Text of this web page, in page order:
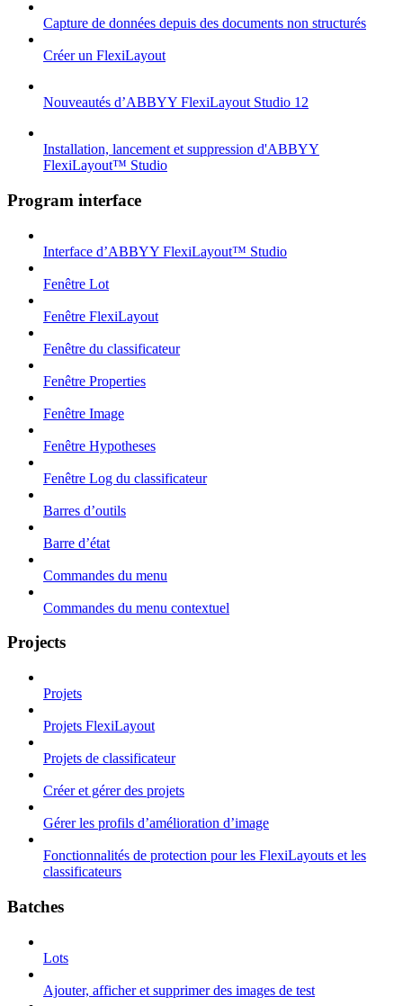
Capture de données depuis des documents non structurés
Créer un FlexiLayout
Nouveautés d’ABBYY FlexiLayout Studio 12
Installation, lancement et suppression d'ABBYY
FlexiLayout™ Studio
Program interface
Interface d’ABBYY FlexiLayout™ Studio
Fenêtre Lot
Fenêtre FlexiLayout
Fenêtre du classificateur
Fenêtre Properties
Fenêtre Image
Fenêtre Hypotheses
Fenêtre Log du classificateur
Barres d’outils
Barre d’état
Commandes du menu
Commandes du menu contextuel
Projects
Projets
Projets FlexiLayout
Projets de classificateur
Créer et gérer des projets
Gérer les profils d’amélioration d’image
Fonctionnalités de protection pour les FlexiLayouts et les
classificateurs
Batches
Lots
Ajouter, afficher et supprimer des images de test